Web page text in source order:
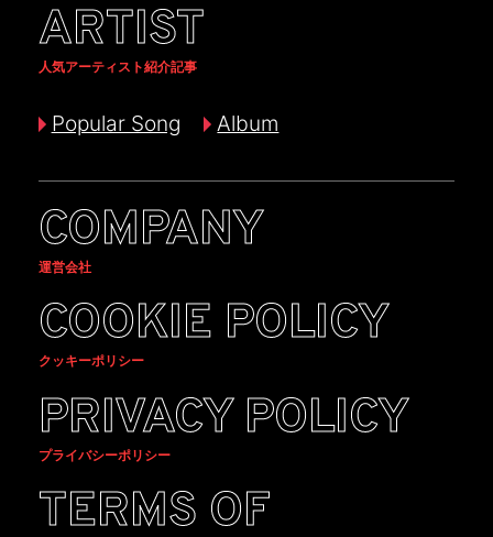
ARTIST
人気アーティスト紹介記事
Popular Song Album
COMPANY
運営会社
COOKIE POLICY
クッキーポリシー
PRIVACY POLICY
プライバシーポリシー
TERMS OF